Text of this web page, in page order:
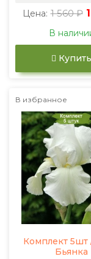
Цена: 1 560 ₽
В
Купить
В избранное
Комплект
Бьянка